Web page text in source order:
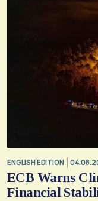
ENGLISH EDITION
ECB Warns
Financial